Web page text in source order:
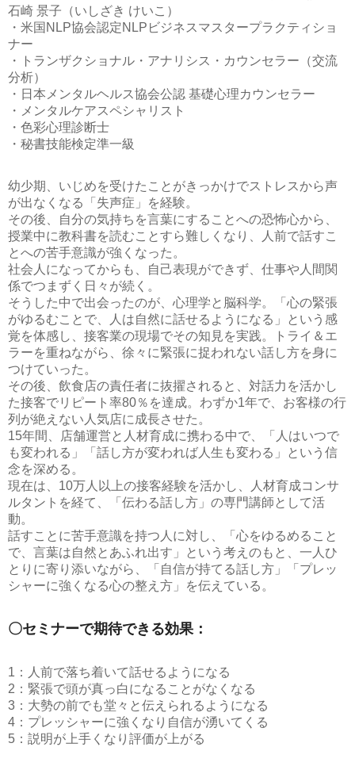
石崎 景子（いしざき けいこ）
・米国NLP協会認定NLPビジネスマスタープラクティショ
ナー
・トランザクショナル・アナリシス・カウンセラー（交流
分析）
・日本メンタルヘルス協会公認 基礎心理カウンセラー
・メンタルケアスペシャリスト
・色彩心理診断士
・秘書技能検定準一級
幼少期、いじめを受けたことがきっかけでストレスから声
が出なくなる「失声症」を経験。
その後、自分の気持ちを言葉にすることへの恐怖心から、
授業中に教科書を読むことすら難しくなり、人前で話すこ
とへの苦手意識が強くなった。
社会人になってからも、自己表現ができず、仕事や人間関
係でつまずく日々が続く。
そうした中で出会ったのが、心理学と脳科学。「心の緊張
がゆるむことで、人は自然に話せるようになる」という感
覚を体感し、接客業の現場でその知見を実践。トライ＆エ
ラーを重ねながら、徐々に緊張に捉われない話し方を身に
つけていった。
その後、飲食店の責任者に抜擢されると、対話力を活かし
た接客でリピート率80％を達成。わずか1年で、お客様の行
列が絶えない人気店に成長させた。
15年間、店舗運営と人材育成に携わる中で、「人はいつで
も変われる」「話し方が変われば人生も変わる」という信
念を深める。
現在は、10万人以上の接客経験を活かし、人材育成コンサ
ルタントを経て、「伝わる話し方」の専門講師として活
動。
話すことに苦手意識を持つ人に対し、「心をゆるめること
で、言葉は自然とあふれ出す」という考えのもと、一人ひ
とりに寄り添いながら、「自信が持てる話し方」「プレッ
シャーに強くなる心の整え方」を伝えている。
〇セミナーで期待できる効果：
1：人前で落ち着いて話せるようになる
2：緊張で頭が真っ白になることがなくなる
3：大勢の前でも堂々と伝えられるようになる
4：プレッシャーに強くなり自信が湧いてくる
5：説明が上手くなり評価が上がる